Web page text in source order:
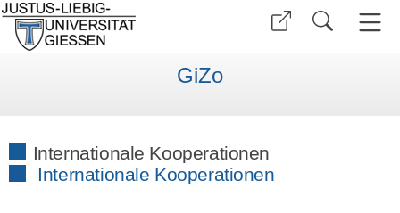
GiZo
Internationale Kooperationen
Internationale Kooperationen